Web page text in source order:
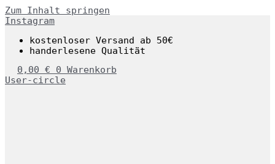
Zum Inhalt springen
Instagram
kostenloser Versand ab 50€
handerlesene Qualität
0,00 € 0 Warenkorb
User-circle